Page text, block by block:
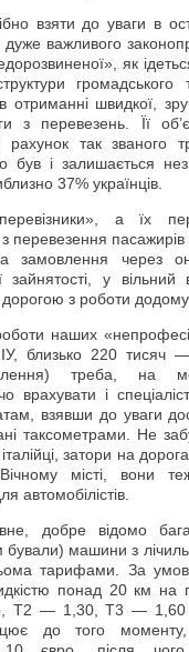
взяти до уваги в
дуже важливого
як
громадського
отриманні швидкої,
з перевезень. Її
рахунок так званого
був і залишається
37% українців.
а їх
перевезення
замовлення через
зайнятості, у
дорогою з роботи додому.
наших
близько 220 тисяч
треба, на
врахувати і
взявши до уваги
таксометрами. Не
затори на
місті, вони
добре відомо
машини з
тарифами. За
понад 20 км
Т2 — 1,30, Т3 — 1,60
до того моменту,